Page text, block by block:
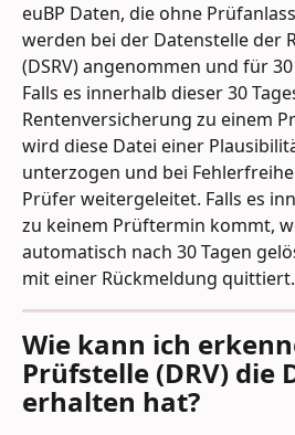
euBP Daten, die ohne
werden bei der Datenstelle der
(DSRV) angenommen und für
Falls es innerhalb dieser 30
Rentenversicherung zu einem
wird diese Datei einer
unterzogen und bei
Prüfer weitergeleitet. Falls es
zu keinem Prüftermin kommt,
automatisch nach 30 Tagen
mit einer Rückmeldung quittiert.
Wie kann ich
Prüfstelle (DRV) die
erhalten hat?